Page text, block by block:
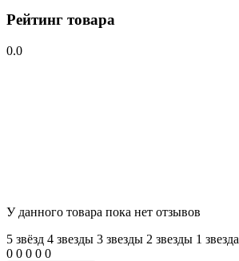
Рейтинг товара
0.0
У данного товара пока нет отзывов
5 звёзд 4 звeзды 3 звeзды 2 звeзды 1 звeзда
0 0 0 0 0